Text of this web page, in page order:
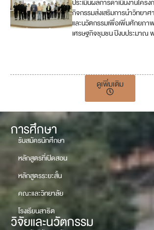
ประเมินผลการดำเนินงานโคร
กิจกรรมส่งเสริมการนำวิทยาศ
และนวัตกรรมเพื่อเพิ่มศักยภา
เศรษฐกิจชุมชน ปีงบประมาณ
ดูเพิ่มเติม
การศึกษา
รับสมัครนักศึกษา
หลักสูตรที่เปิดสอน
หลักสูตรระยะสั้น
คณะและวิทยาลัย
โรงเรียนสาธิต
วิจัยและนวัตกรรม